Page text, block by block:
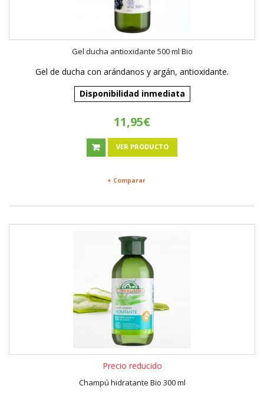
Gel ducha antioxidante 500 ml Bio
Gel de ducha con arándanos y argán, antioxidante.
Disponibilidad inmediata
11,95€
VER PRODUCTO
+ Comparar
Precio reducido
Champú hidratante Bio 300 ml